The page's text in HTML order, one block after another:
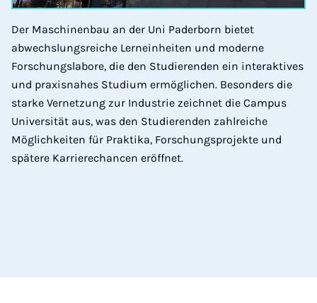
Der Maschinenbau an der Uni Paderborn bietet
abwechslungsreiche Lerneinheiten und moderne
Forschungslabore, die den Studierenden ein interaktives
und praxisnahes Studium ermöglichen. Besonders die
starke Vernetzung zur Industrie zeichnet die Campus
Universität aus, was den Studierenden zahlreiche
Möglichkeiten für Praktika, Forschungsprojekte und
spätere Karrierechancen eröffnet.